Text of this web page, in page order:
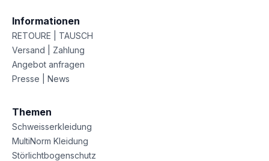
Informationen
RETOURE | TAUSCH
Versand | Zahlung
Angebot anfragen
Presse | News
Themen
Schweisserkleidung
MultiNorm Kleidung
Störlichtbogenschutz